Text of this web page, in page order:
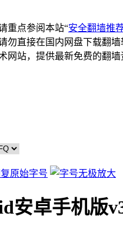
重点参阅本站“安全翻墙推
勿直接在国内网盘下载翻墙
网站，提供最新免费的翻
安卓手机版